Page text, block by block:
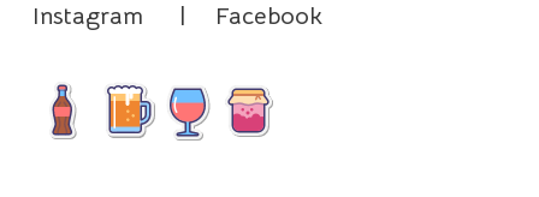
Instagram Facebook